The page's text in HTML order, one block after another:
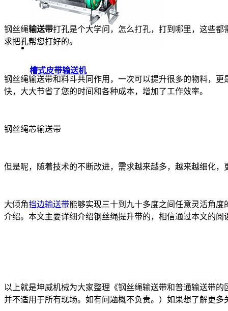
槽式皮带输送机
钢丝绳输送带打孔是个大学问，怎么打孔，打到哪里，这些都
求把孔帮您打好的。
钢丝绳输送带和料斗共同作用，一次可以提升很多的物料，
快，大大节省了您的时间和各种成本，增加了工作效率。
钢丝绳芯输送带
但是呢，随着技术的不断改进，需求越来越多，越来越细化，
大倾角挡边输送带能够实现三十到九十多度之间任意灵活角
介绍。本文主要详细介绍钢丝绳提升带的，相信通过本文的
以上就是坤威机械为大家整理《钢丝绳输送带和普通输送带
并不适用于所有现场。如有问题概不负责。）如果想了解更